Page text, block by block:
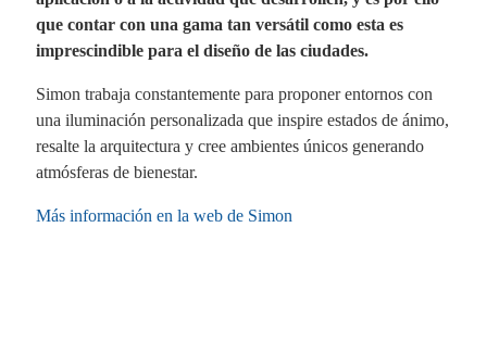
que contar con una gama tan versátil como esta es
imprescindible para el diseño de las ciudades.
Simon trabaja constantemente para proponer entornos con
una iluminación personalizada que inspire estados de ánimo,
resalte la arquitectura y cree ambientes únicos generando
atmósferas de bienestar.
Más información en la web de Simon